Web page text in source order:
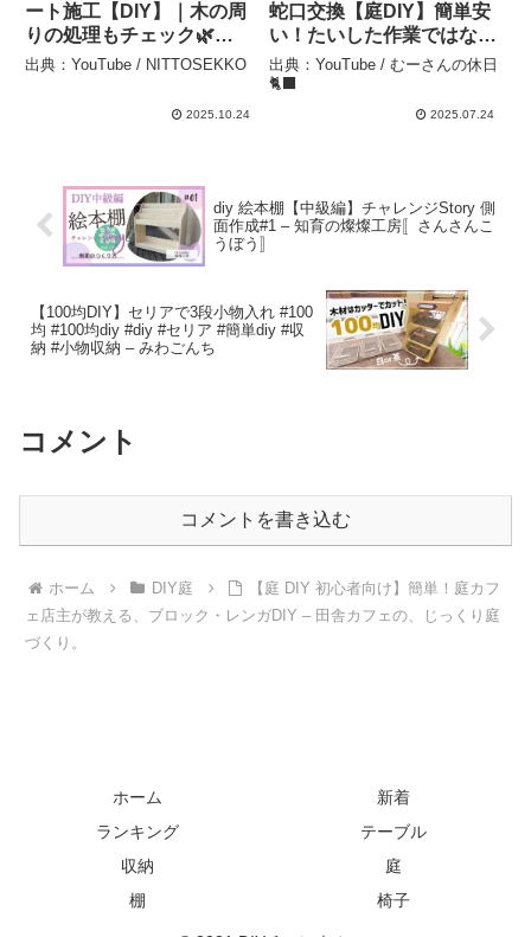
ート施工【DIY】｜木の周
りの処理もチェック🌿
#shorts #雑草対策 #防草
出典：YouTube / NITTOSEKKO
2025.10.24
蛇口交換【庭DIY】簡単安
い！たいした作業ではない
がおすすめします – むーさ
んの休日🐈‍⬛
出典：YouTube / むーさんの休日
🐈‍⬛
2025.07.24
diy 絵本棚【中級編】チャレンジStory 側
面作成#1 – 知育の燦燦工房〚さんさんこ
うぼう〛
【100均DIY】セリアで3段小物入れ #100
均 #100均diy #diy #セリア #簡単diy #収
納 #小物収納 – みわごんち
コメント
コメントを書き込む
ホーム DIY庭
【庭 DIY 初心者向け】簡単！庭カフ
ェ店主が教える、ブロック・レンガDIY – 田舎カフェの、じっくり庭
づくり。
ホーム
新着
ランキング
テーブル
収納
庭
棚
椅子